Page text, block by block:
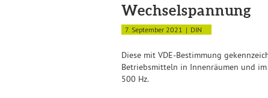
Wechselspannung
7. September 2021 DIN
Diese mit VDE-Bestimmung
Betriebsmitteln in Innenräumen und
500 Hz.